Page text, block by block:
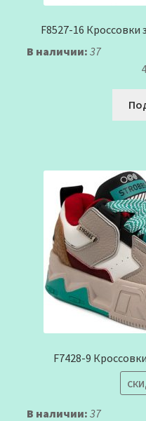
F8527-16 Кроссовки
В наличии: 37
F7428-9
В наличии: 37